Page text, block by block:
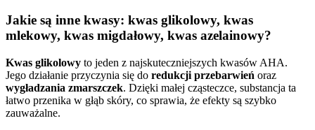
Jakie są inne kwasy: kwas glikolowy, kwas
mlekowy, kwas migdałowy, kwas azelainowy?
Kwas glikolowy to jeden z najskuteczniejszych kwasów AHA.
Jego działanie przyczynia się do redukcji przebarwień oraz
wygładzania zmarszczek. Dzięki małej cząsteczce, substancja ta
łatwo przenika w głąb skóry, co sprawia, że efekty są szybko
zauważalne.